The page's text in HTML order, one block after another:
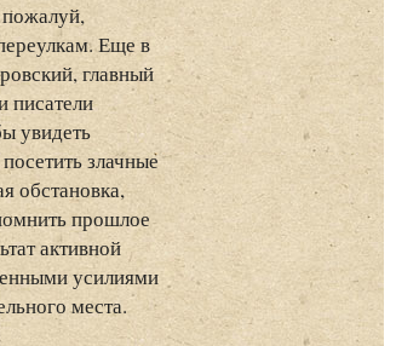
Еще в
главный
писатели
увидеть
злачные
обстановка,
прошлое
активной
усилиями
места.